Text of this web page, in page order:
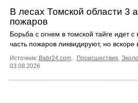
В лесах Томской области 3
пожаров
Борьба с огнем в томской тайге идет
часть пожаров ликвидируют, но вскоре
Источник: Babr24.com. Происшествия,
03.08.2026